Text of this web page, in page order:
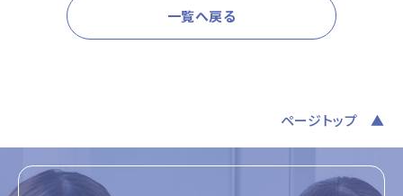
一覧へ戻る
ページトップ